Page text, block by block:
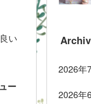
い
ー
2026年
2026年